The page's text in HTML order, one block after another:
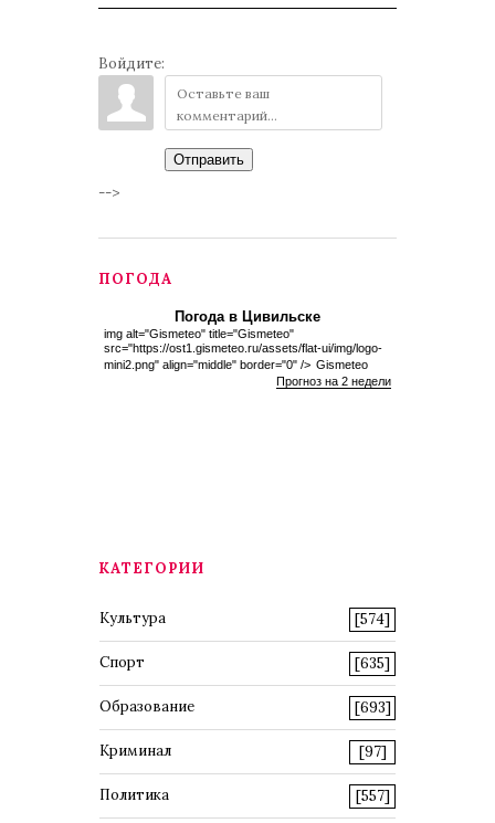
Войдите:
Отправить
-->
ПОГОДА
Погода в Цивильске
img alt="Gismeteo" title="Gismeteo"
src="https://ost1.gismeteo.ru/assets/flat-ui/img/logo-
mini2.png" align="middle" border="0" /> Gismeteo
Прогноз на 2 недели
КАТЕГОРИИ
Культура [574]
Спорт [635]
Образование [693]
Криминал [97]
Политика [557]